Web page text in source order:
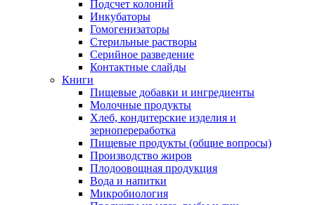
Подсчет колоний
Инкубаторы
Гомогенизаторы
Стерильные растворы
Серийное разведение
Контактные слайды
Книги
Пищевые добавки и ингредиенты
Молочные продукты
Хлеб, кондитерские изделия и
зернопереработка
Пищевые продукты (общие вопросы)
Производство жиров
Плодоовощная продукция
Вода и напитки
Микробиология